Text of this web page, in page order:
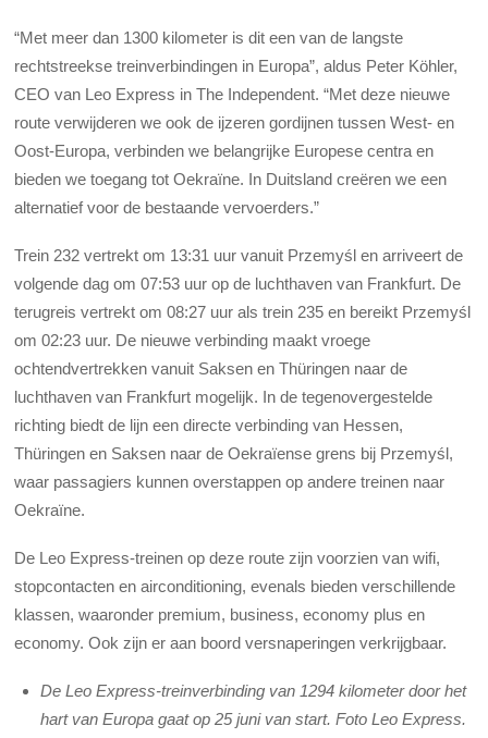
“Met meer dan 1300 kilometer is dit een van de langste
rechtstreekse treinverbindingen in Europa”, aldus Peter Köhler,
CEO van Leo Express in The Independent. “Met deze nieuwe
route verwijderen we ook de ijzeren gordijnen tussen West- en
Oost-Europa, verbinden we belangrijke Europese centra en
bieden we toegang tot Oekraïne. In Duitsland creëren we een
alternatief voor de bestaande vervoerders.”
Trein 232 vertrekt om 13:31 uur vanuit Przemyśl en arriveert de
volgende dag om 07:53 uur op de luchthaven van Frankfurt. De
terugreis vertrekt om 08:27 uur als trein 235 en bereikt Przemyśl
om 02:23 uur. De nieuwe verbinding maakt vroege
ochtendvertrekken vanuit Saksen en Thüringen naar de
luchthaven van Frankfurt mogelijk. In de tegenovergestelde
richting biedt de lijn een directe verbinding van Hessen,
Thüringen en Saksen naar de Oekraïense grens bij Przemyśl,
waar passagiers kunnen overstappen op andere treinen naar
Oekraïne.
De Leo Express-treinen op deze route zijn voorzien van wifi,
stopcontacten en airconditioning, evenals bieden verschillende
klassen, waaronder premium, business, economy plus en
economy. Ook zijn er aan boord versnaperingen verkrijgbaar.
De Leo Express-treinverbinding van 1294 kilometer door het
hart van Europa gaat op 25 juni van start. Foto Leo Express.